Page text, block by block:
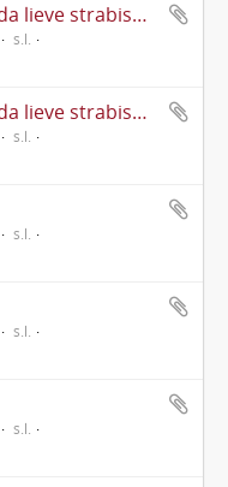
Ritratto di bambino (affetto da lieve strabismo divergente)
s.l.
Ritratto di bambino (affetto da lieve strabismo convergente)
s.l.
s.l.
s.l.
s.l.